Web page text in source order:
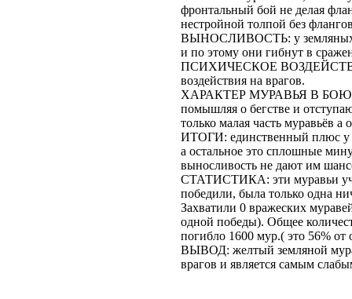
фронтальный бой не делая
нестройной толпой без
ВЫНОСЛИВОСТЬ: у земляных
и по этому они гибнут в
ПСИХИЧЕСКОЕ
воздействия на врагов.
ХАРАКТЕР МУРАВЬЯ В БОЮ:
помышляя о бегстве и
только малая часть муравьёв
ИТОГИ: единственный плюс у
а остальное это сплошные
выносливость не дают им
СТАТИСТИКА: эти муравьи
победили, была только одна
Захватили 0 вражеских
одной победы). Общее
погибло 1600 мур.( это 56%
ВЫВОД: желтый земляной
врагов и является самым